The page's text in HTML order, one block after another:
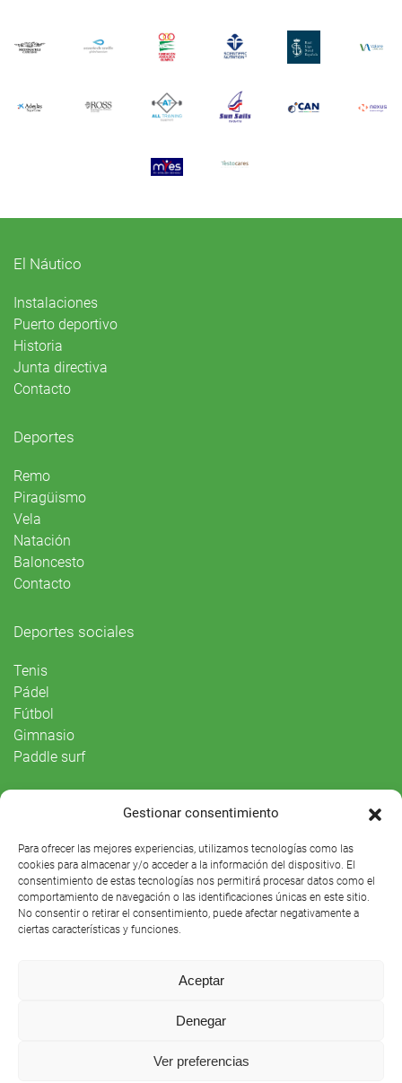
Gestionar consentimiento
Para ofrecer las mejores experiencias, utilizamos tecnologías como las
cookies para almacenar y/o acceder a la información del dispositivo. El
consentimiento de estas tecnologías nos permitirá procesar datos como el
comportamiento de navegación o las identificaciones únicas en este sitio.
No consentir o retirar el consentimiento, puede afectar negativamente a
ciertas características y funciones.
Aceptar
Denegar
Ver preferencias
El Náutico
Instalaciones
Puerto deportivo
Historia
Junta directiva
Contacto
Deportes
Remo
Piragüismo
Vela
Natación
Baloncesto
Contacto
Deportes sociales
Tenis
Pádel
Fútbol
Gimnasio
Paddle surf
Agenda
Club Náutico Sevilla © 2021 |Aviso legal